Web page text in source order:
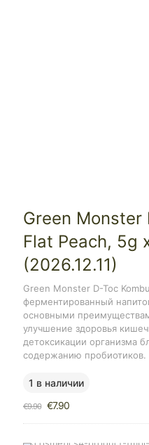
Green Monster
Flat Peach, 5g
(2026.12.11)
Green Monster D-Toc
ферментированный
основными
улучшение здоровья
детоксикации организма
содержанию пробиотиков.
1 в наличии
€9.90 Первоначальная
составляла
€7.90Текущая
€7.90.